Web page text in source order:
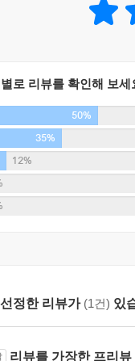
상상하기란 쉽지 않
주고 그들을 이해하기
난 신입 사원들을 자
재육성팀장
저자인 서울대 소비
성도와 상관없이 콘셉
책은 콘셉팅이라는 관
다. 30~40대를 위한
담당 과장
미디어솔루션본부 인
이벤트는 바로 서태
로 리뷰를 확인해 보세
50%
35%
12%
정한 리뷰가 (1건) 있
리뷰를 가장한 프리